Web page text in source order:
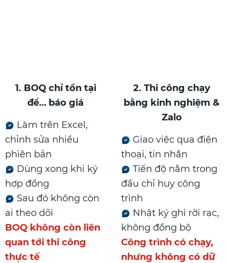
1. BOQ chỉ tồn tại
để… báo giá
Làm trên Excel,
chỉnh sửa nhiều
phiên bản
Dùng xong khi ký
hợp đồng
Sau đó không còn
ai theo dõi
BOQ không còn liên
quan tới thi công
thực tế
2. Thi công chạy
bằng kinh nghiệm &
Zalo
Giao việc qua điện
thoại, tin nhắn
Tiến độ nằm trong
đầu chỉ huy công
trình
Nhật ký ghi rời rạc,
không đồng bộ
Công trình có chạy,
nhưng không có dữ